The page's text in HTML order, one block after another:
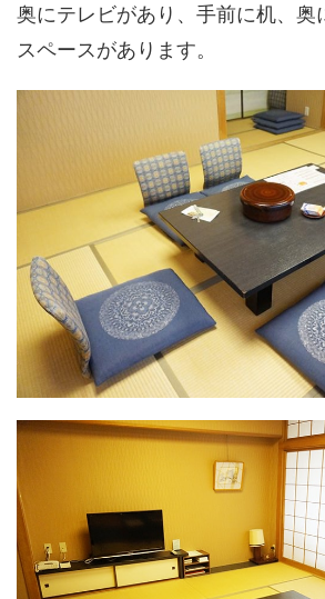
奥にテレビがあり、手前に机、奥
スペースがあります。